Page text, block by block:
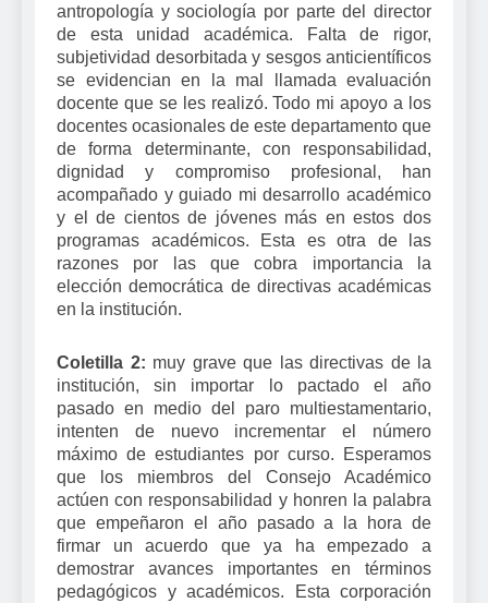
antropología y sociología por parte del director
de esta unidad académica. Falta de rigor,
subjetividad desorbitada y sesgos anticientíficos
se evidencian en la mal llamada evaluación
docente que se les realizó. Todo mi apoyo a los
docentes ocasionales de este departamento que
de forma determinante, con responsabilidad,
dignidad y compromiso profesional, han
acompañado y guiado mi desarrollo académico
y el de cientos de jóvenes más en estos dos
programas académicos. Esta es otra de las
razones por las que cobra importancia la
elección democrática de directivas académicas
en la institución.
Coletilla 2: muy grave que las directivas de la
institución, sin importar lo pactado el año
pasado en medio del paro multiestamentario,
intenten de nuevo incrementar el número
máximo de estudiantes por curso. Esperamos
que los miembros del Consejo Académico
actúen con responsabilidad y honren la palabra
que empeñaron el año pasado a la hora de
firmar un acuerdo que ya ha empezado a
demostrar avances importantes en términos
pedagógicos y académicos. Esta corporación